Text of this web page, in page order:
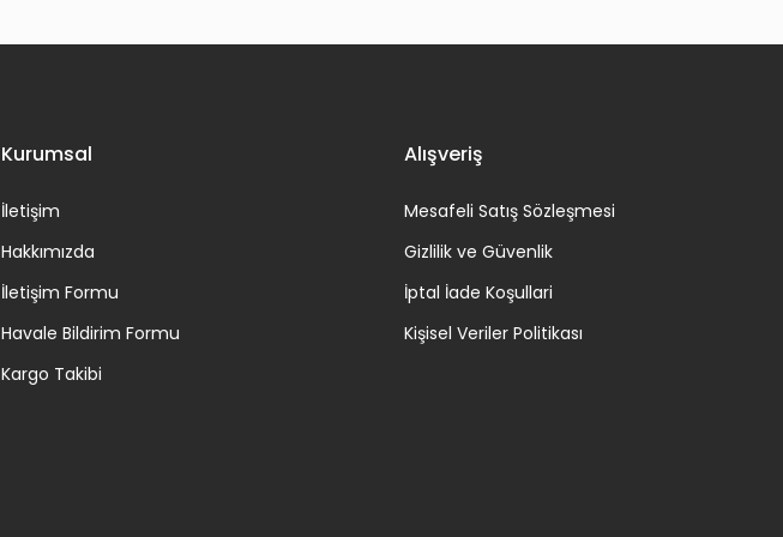
45,90 TL
Kurumsal
İletişim
Hakkımızda
İletişim Formu
Havale Bildirim Formu
Kargo Takibi
Alışveriş
Mesafeli Satış Sözleşmesi
Gizlilik ve Güvenlik
İptal İade Koşullari
Kişisel Veriler Politikası